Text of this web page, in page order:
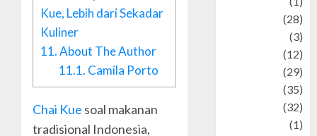
Kue, Lebih dari Sekadar
Kuliner
11.About The Author
11.1. Camila Porto
Chai Kue soal makanan
tradisional Indonesia,
(28)
(3)
(12)
(29)
(35)
(32)
(1)